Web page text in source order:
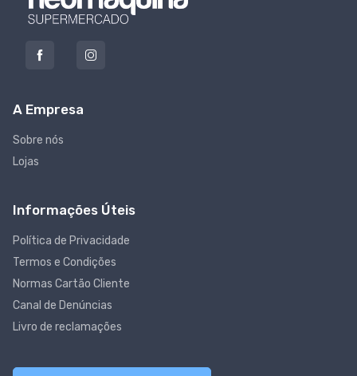
A Empresa
Sobre nós
Lojas
Informações Úteis
Política de Privacidade
Termos e Condições
Normas Cartão Cliente
Canal de Denúncias
Livro de reclamações